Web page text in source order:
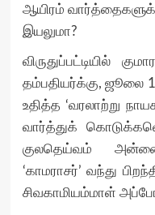
ஆயிரம்
இயலுமா?
விருதுப்பட்டியில்
தம்பதியர்க்கு,
உதித்த ‘வரலாற்று
வார்த்துக்
குலதெய்வம் அன்னை
‘காமராசர்’ வந்து
சிவகாமியம்மாள்